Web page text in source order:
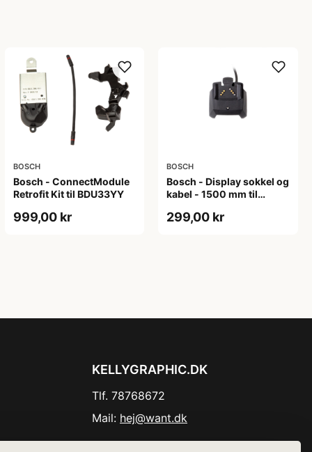
BOSCH
Bosch - ConnectModule
Retrofit Kit til BDU33YY
999,00 kr
BOSCH
Bosch - Display sokkel og
kabel - 1500 mm til
299,00 kr
KELLYGRAPHIC.DK
Tlf. 78768672
Mail: hej@want.dk